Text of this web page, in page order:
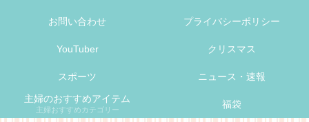
お問い合わせ プライバシーポリシー
YouTuber クリスマス
スポーツ
ニュース・速報
主婦のおすすめアイテム
主婦おすすめカテゴリー 福袋